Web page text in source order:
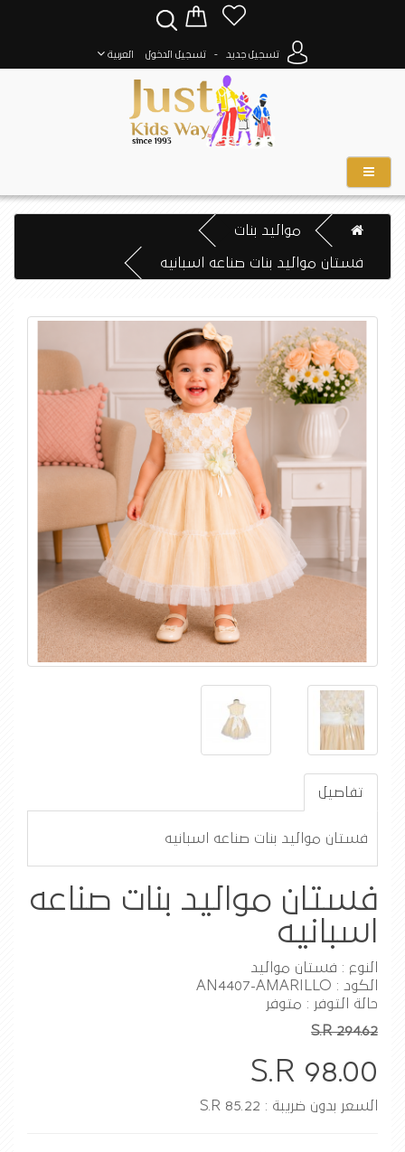
تسجيل جديد - تسجيل الدخول العربية
مواليد بنات
فستان مواليد بنات صناعه اسبانيه
تفاصيل
فستان مواليد بنات صناعه اسبانيه
فستان مواليد بنات صناعه
اسبانيه
النوع : فستان مواليد
الكود : AN4407-AMARILLO
حالة التوفر : متوفر
S.R 294.62
S.R 98.00
السعر بدون ضريبة : S.R 85.22